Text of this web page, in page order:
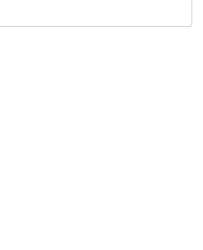
fins de validation et